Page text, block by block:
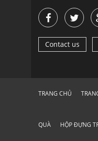
Contact us
TRANG CHỦ
QUÀ HỘP ĐỰNG